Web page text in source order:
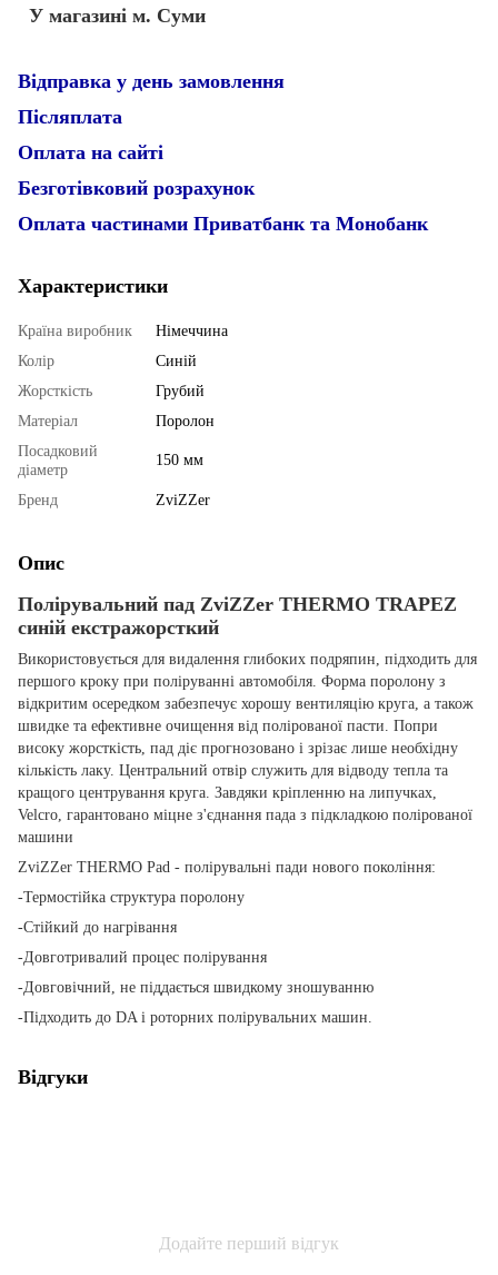
У магазині м. Суми
Відправка у день замовлення
Післяплата
Оплата на сайті
Безготівковий розрахунок
Оплата частинами Приватбанк та Монобанк
Характеристики
Країна виробник
Німеччина
Колір
Синій
Жорсткість
Грубий
Матеріал
Поролон
Посадковий
діаметр
150 мм
Бренд ZviZZer
Опис
Полірувальний пад ZviZZer THERMO TRAPEZ
синій екстражорсткий
Використовується для видалення глибоких подряпин, підходить для
першого кроку при поліруванні автомобіля. Форма поролону з
відкритим осередком забезпечує хорошу вентиляцію круга, а також
швидке та ефективне очищення від полірованої пасти. Попри
високу жорсткість, пад діє прогнозовано і зрізає лише необхідну
кількість лаку. Центральний отвір служить для відводу тепла та
кращого центрування круга. Завдяки кріпленню на липучках,
Velcro, гарантовано міцне з'єднання пада з підкладкою полірованої
машини
ZviZZer THERMO Pad - полірувальні пади нового покоління:
-Термостійка структура поролону
-Стійкий до нагрівання
-Довготривалий процес полірування
-Довговічний, не піддається швидкому зношуванню
-Підходить до DA і роторних полірувальних машин.
Відгуки
Додайте перший відгук